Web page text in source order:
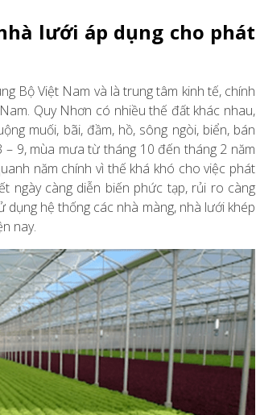
lưới áp dụng cho phát
Bộ Việt Nam và là trung tâm kinh tế, chính
Quy Nhơn có nhiều thế đất khác nhau,
muối, bãi, đầm, hồ, sông ngòi, biển, bán
9, mùa mưa từ tháng 10 đến tháng 2 năm
năm chính vì thế khá khó cho việc phát
ngày càng diễn biến phức tạp, rủi ro càng
dụng hệ thống các nhà màng, nhà lưới khép
nay.